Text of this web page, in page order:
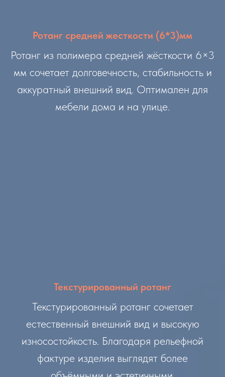
Ротанг средней жесткости (6*3)мм
Ротанг из полимера средней жёсткости 6×3
мм сочетает долговечность, стабильность и
аккуратный внешний вид. Оптимален для
мебели дома и на улице.
Текстурированный ротанг
Текстурированный ротанг сочетает
естественный внешний вид и высокую
износостойкость. Благодаря рельефной
фактуре изделия выглядят более